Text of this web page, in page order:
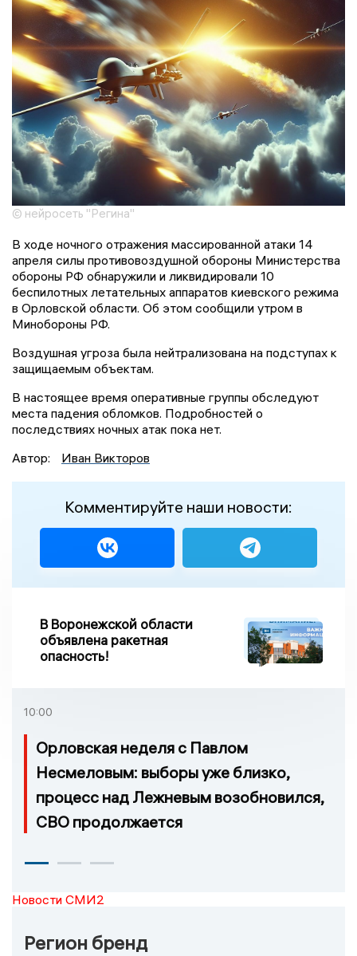
© нейросеть "Регина"
В ходе ночного отражения массированной атаки 14
апреля силы противовоздушной обороны Министерства
обороны РФ обнаружили и ликвидировали 10
беспилотных летательных аппаратов киевского режима
в Орловской области. Об этом сообщили утром в
Минобороны РФ.
Воздушная угроза была нейтрализована на подступах к
защищаемым объектам.
В настоящее время оперативные группы обследуют
места падения обломков. Подробностей о
последствиях ночных атак пока нет.
Автор:
Иван Викторов
Комментируйте наши новости:
В Воронежской области
объявлена ракетная
опасность!
10:00
Орловская неделя с Павлом
Несмеловым: выборы уже близко,
процесс над Лежневым возобновился,
СВО продолжается
Новости СМИ2
Регион бренд